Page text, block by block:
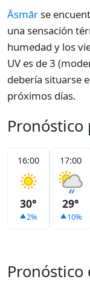
Āsmārse
una sensación
humedad y los
UV es de 3
debería situarse
próximos días.
16:00
30°
2%
17:00
29°
10%
Pronóstico